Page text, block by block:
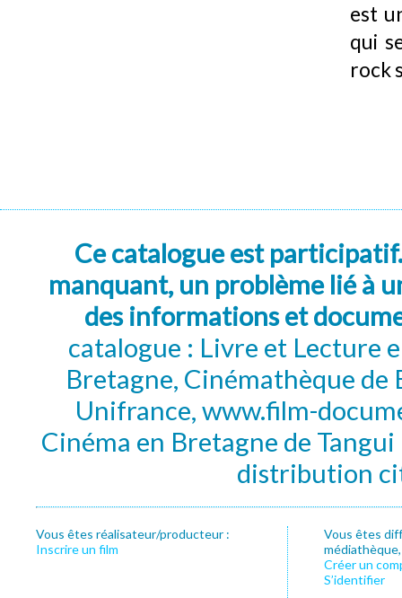
est
qui
rock
Ce catalogue est
manquant, un problème lié à
des informations et
catalogue : Livre et Lecture
Bretagne, Cinémathèque de
Unifrance, www.film-
Cinéma en Bretagne de
distribution
Vous êtes réalisateur/producteur :
Inscrire un film
Vous êtes
Créer un
S’identifier